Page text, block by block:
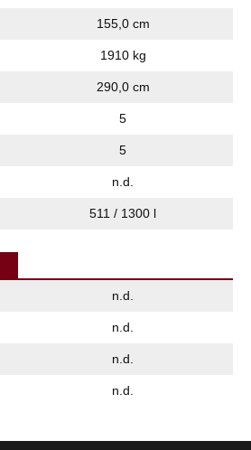
155,0 cm
1910 kg
290,0 cm
5
5
n.d.
511 / 1300 l
n.d.
n.d.
n.d.
n.d.